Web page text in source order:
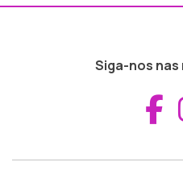
Siga-nos